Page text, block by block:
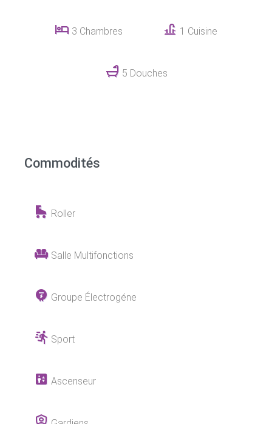
3 Chambres 1 Cuisine
5 Douches
Commodités
Roller
Salle Multifonctions
Groupe Électrogéne
Sport
Ascenseur